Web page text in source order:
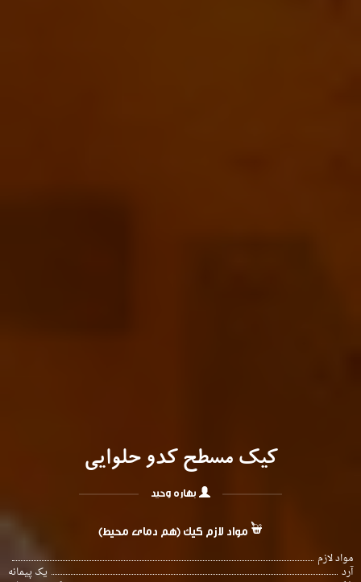
کیک مسطح کدو حلوایی
بهاره وحید
مواد لازم کیک (هم دمای محیط)
مواد لازم
آرد یک پیمانه